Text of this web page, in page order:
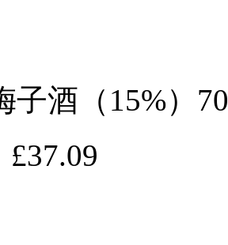
子酒（15%）
£37.09